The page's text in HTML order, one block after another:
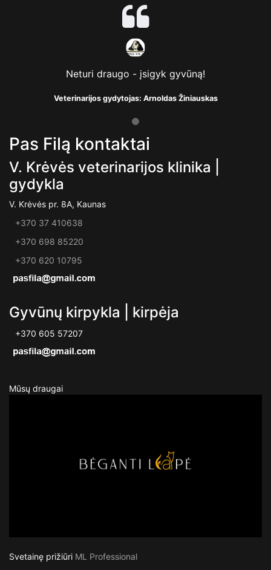
Neturi draugo - įsigyk gyvūną!
Veterinarijos gydytojas: Arnoldas Žiniauskas
Pas Filą kontaktai
V. Krėvės veterinarijos klinika |
gydykla
V. Krėvės pr. 8A, Kaunas
+370 37 410638
+370 698 85220
+370 620 10795
Gyvūnų kirpykla | kirpėja
+370 605 57207
Mūsų draugai
Svetainę prižiūri ML Professional